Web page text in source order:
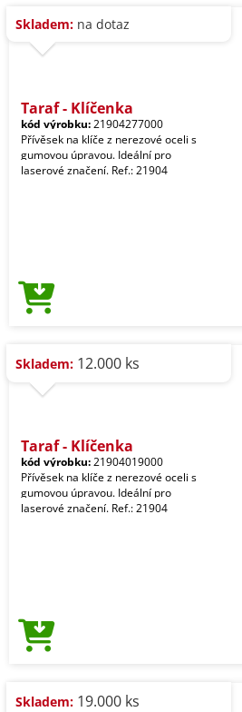
Skladem: na dotaz
Taraf - Klíčenka
kód výrobku:21904277000
Přívěsek na klíče z nerezové oceli s
gumovou úpravou. Ideální pro
laserové značení. Ref.: 21904
Skladem: 12.000 ks
Taraf - Klíčenka
kód výrobku:21904019000
Přívěsek na klíče z nerezové oceli s
gumovou úpravou. Ideální pro
laserové značení. Ref.: 21904
Skladem: 19.000 ks